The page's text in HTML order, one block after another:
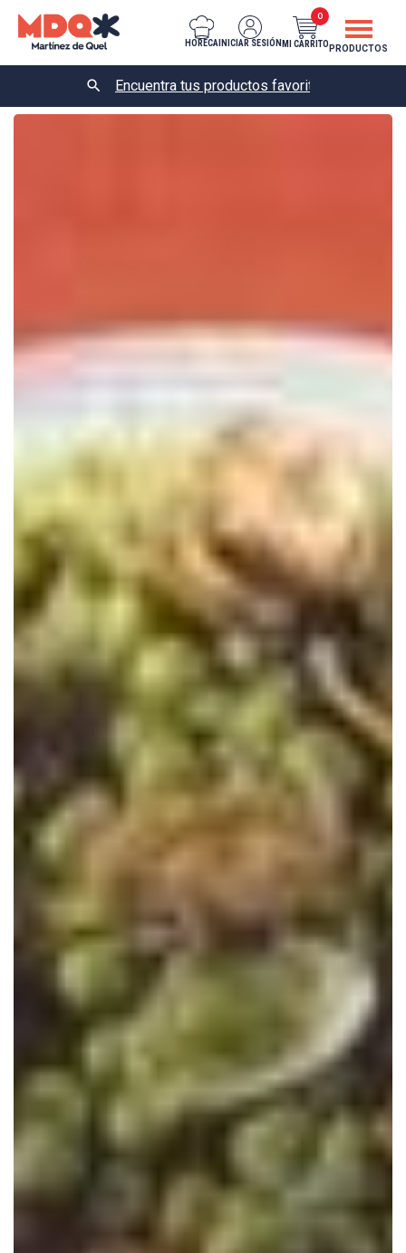
HORECA INICIAR SESIÓN MI CARRITO
0
PRODUCTOS
